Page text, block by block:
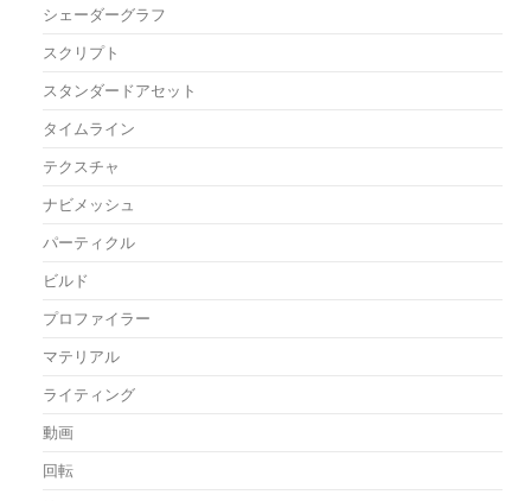
シェーダーグラフ
スクリプト
スタンダードアセット
タイムライン
テクスチャ
ナビメッシュ
パーティクル
ビルド
プロファイラー
マテリアル
ライティング
動画
回転